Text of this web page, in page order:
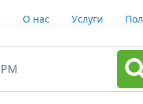
О нас Услуги